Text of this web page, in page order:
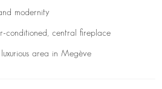
modernity
conditioned, central fireplace
area in Megève